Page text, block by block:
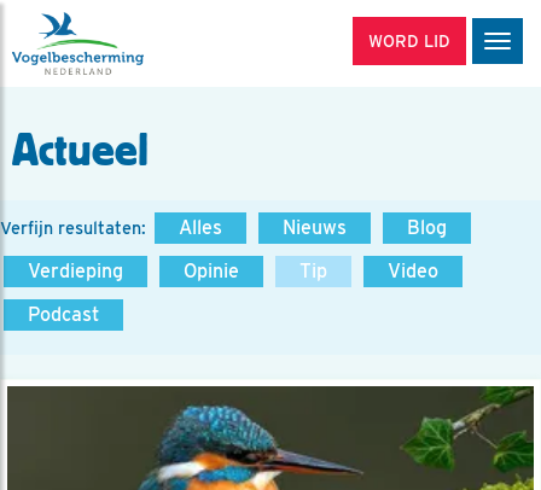
WORD LID
Actueel
Verfijn resultaten: Alles Nieuws
Blog
Verdieping
Opinie Tip
Video
Podcast